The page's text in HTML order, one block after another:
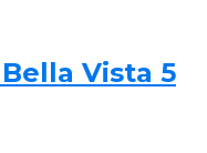
Vista 5